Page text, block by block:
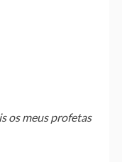
os meus profetas